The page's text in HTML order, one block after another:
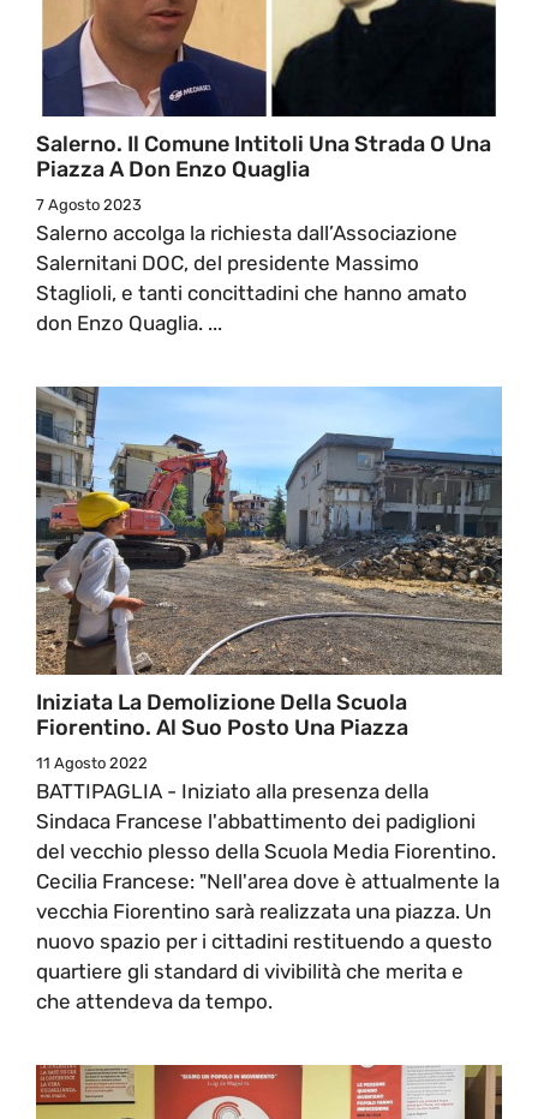
Salerno. Il Comune Intitoli Una Strada O Una
Piazza A Don Enzo Quaglia
7 Agosto 2023
Salerno accolga la richiesta dall’Associazione
Salernitani DOC, del presidente Massimo
Staglioli, e tanti concittadini che hanno amato
don Enzo Quaglia. ...
Iniziata La Demolizione Della Scuola
Fiorentino. Al Suo Posto Una Piazza
11 Agosto 2022
BATTIPAGLIA - Iniziato alla presenza della
Sindaca Francese l'abbattimento dei padiglioni
del vecchio plesso della Scuola Media Fiorentino.
Cecilia Francese: "Nell'area dove è attualmente la
vecchia Fiorentino sarà realizzata una piazza. Un
nuovo spazio per i cittadini restituendo a questo
quartiere gli standard di vivibilità che merita e
che attendeva da tempo.